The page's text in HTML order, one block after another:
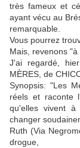
très fameux et
ayant vécu au
remarquable.
Vous pourrez
Mais, revenons "à
J'ai regardé,
MÈRES, de
Synopsis: "Les
réels et raconte
qu'elles vivent
changer
Ruth (Via
drogue,